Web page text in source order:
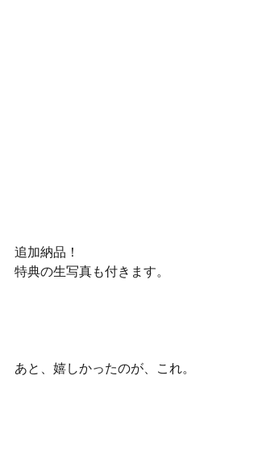
追加納品！
特典の生写真も付きます。
あと、嬉しかったのが、これ。